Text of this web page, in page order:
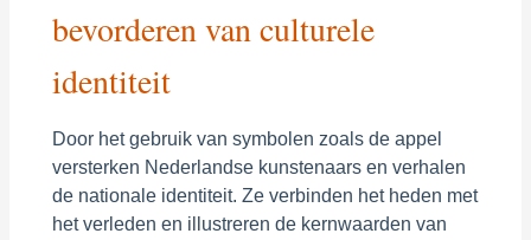
bevorderen van culturele
identiteit
Door het gebruik van symbolen zoals de appel
versterken Nederlandse kunstenaars en verhalen
de nationale identiteit. Ze verbinden het heden met
het verleden en illustreren de kernwaarden van